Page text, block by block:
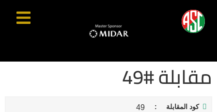
مقابلة #49
كود المقابلة 49